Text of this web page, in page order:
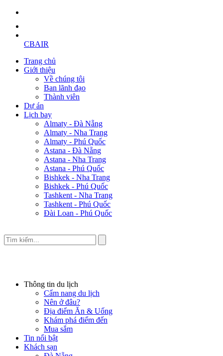
CBAIR
Trang chủ
Giới thiệu
Về chúng tôi
Ban lãnh đạo
Thành viên
Dự án
Lịch bay
Almaty - Đà Nẵng
Almaty - Nha Trang
Almaty - Phú Quốc
Astana - Đà Nẵng
Astana - Nha Trang
Astana - Phú Quốc
Bishkek - Nha Trang
Bishkek - Phú Quốc
Tashkent - Nha Trang
Tashkent - Phú Quốc
Đài Loan - Phú Quốc
Thông tin du lịch
Cẩm nang du lịch
Nên ở đâu?
Địa điểm Ăn & Uống
Khám phá điểm đến
Mua sắm
Tin nổi bật
Khách sạn